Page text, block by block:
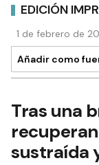
EDICIÓN
1 de febrero de
Añadir como
Tras una
sustraída